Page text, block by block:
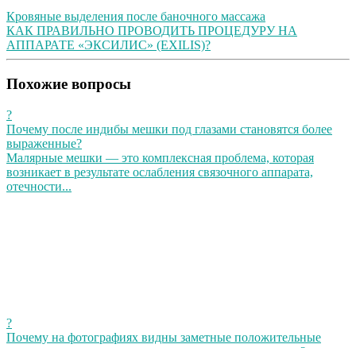
Кровяные выделения после баночного массажа
КАК ПРАВИЛЬНО ПРОВОДИТЬ ПРОЦЕДУРУ НА
АППАРАТЕ «ЭКСИЛИС» (EXILIS)?
Похожие вопросы
?
Почему после индибы мешки под глазами становятся более
выраженные?
Малярные мешки — это комплексная проблема, которая
возникает в результате ослабления связочного аппарата,
отечности...
?
Почему на фотографиях видны заметные положительные